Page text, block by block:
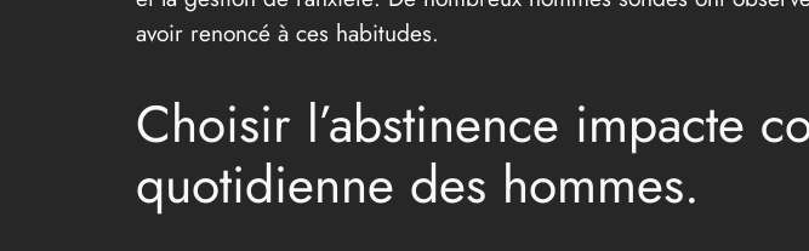
avoir renoncé à ces habitudes.
Choisir l’abstinence impacte
quotidienne des hommes.